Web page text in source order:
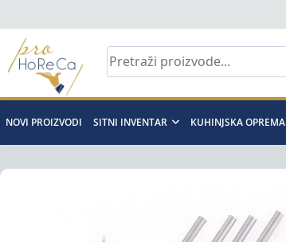
to
content
Pro
Horeca
d.o.o
NOVI PROIZVODI SITNI INVENTAR KUHINJSKA OPREMA